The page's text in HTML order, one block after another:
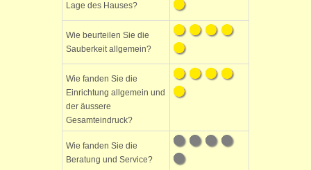
Lage des Hauses?
Wie beurteilen Sie die
Sauberkeit allgemein?
Wie fanden Sie die
Einrichtung allgemein und
der äussere
Gesamteindruck?
Wie fanden Sie die
Beratung und Service?